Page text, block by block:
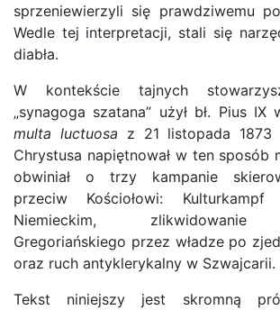
sprzeniewierzyli się prawdziwemu
Wedle tej interpretacji, stali się
diabła.
W kontekście tajnych
„synagoga szatana” użył bł. Pius IX
multa luctuosa z 21 listopada 1873
Chrystusa napiętnował w ten sposób
obwiniał o trzy kampanie
przeciw Kościołowi:
Niemieckim, zlikwidowanie
Gregoriańskiego przez władze po
oraz ruch antyklerykalny w Szwajcarii.
Tekst niniejszy jest skromną